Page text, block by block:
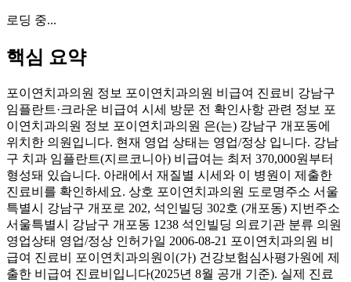
로딩 중...
핵심 요약
포이연치과의원 정보 포이연치과의원 비급여 진료비 강남구
임플란트·크라운 비급여 시세 방문 전 확인사항 관련 정보 포
이연치과의원 정보 포이연치과의원 은(는) 강남구 개포동에
위치한 의원입니다. 현재 영업 상태는 영업/정상 입니다. 강남
구 치과 임플란트(지르코니아) 비급여는 최저 370,000원부터
형성돼 있습니다. 아래에서 재질별 시세와 이 병원이 제출한
진료비를 확인하세요. 상호 포이연치과의원 도로명주소 서울
특별시 강남구 개포로 202, 석인빌딩 302호 (개포동) 지번주소
서울특별시 강남구 개포동 1238 석인빌딩 의료기관 분류 의원
영업상태 영업/정상 인허가일 2006-08-21 포이연치과의원 비
급여 진료비 포이연치과의원이(가) 건강보험심사평가원에 제
출한 비급여 진료비입니다(2025년 8월 공개 기준). 실제 진료